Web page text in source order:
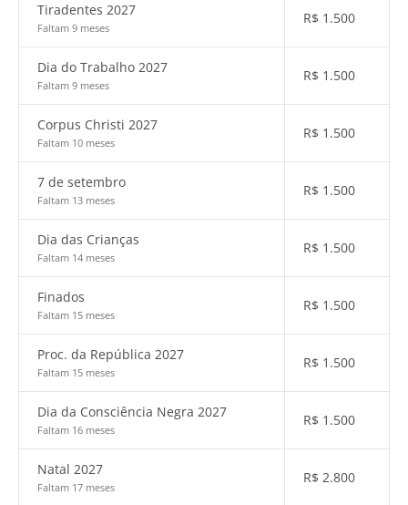
Tiradentes 2027
Faltam 9 meses
R$ 1.500
Dia do Trabalho 2027
Faltam 9 meses
R$ 1.500
Corpus Christi 2027
Faltam 10 meses
R$ 1.500
7 de setembro
Faltam 13 meses
R$ 1.500
Dia das Crianças
Faltam 14 meses
R$ 1.500
Finados
Faltam 15 meses
R$ 1.500
Proc. da República 2027
Faltam 15 meses
R$ 1.500
Dia da Consciência Negra 2027
Faltam 16 meses
R$ 1.500
Natal 2027
Faltam 17 meses
R$ 2.800